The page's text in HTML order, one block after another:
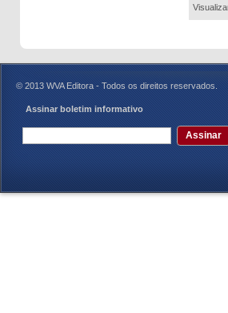
© 2013 WVA Editora - Todos os direitos reservados.
Assinar boletim informativo
Assinar